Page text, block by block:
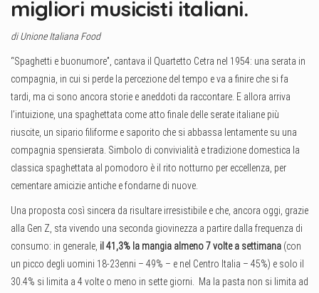
migliori musicisti italiani.
di Unione Italiana Food
“Spaghetti e buonumore”, cantava il Quartetto Cetra nel 1954: una serata in
compagnia, in cui si perde la percezione del tempo e va a finire che si fa
tardi, ma ci sono ancora storie e aneddoti da raccontare. E allora arriva
l’intuizione, una spaghettata come atto finale delle serate italiane più
riuscite, un sipario filiforme e saporito che si abbassa lentamente su una
compagnia spensierata. Simbolo di convivialità e tradizione domestica la
classica spaghettata al pomodoro è il rito notturno per eccellenza, per
cementare amicizie antiche e fondarne di nuove.
Una proposta così sincera da risultare irresistibile e che, ancora oggi, grazie
alla Gen Z, sta vivendo una seconda giovinezza a partire dalla frequenza di
consumo: in generale, il 41,3% la mangia almeno 7 volte a settimana (con
un picco degli uomini 18-23enni – 49% – e nel Centro Italia – 45%) e solo il
30.4% si limita a 4 volte o meno in sette giorni. Ma la pasta non si limita ad